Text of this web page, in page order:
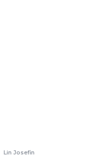
Lin Josefin